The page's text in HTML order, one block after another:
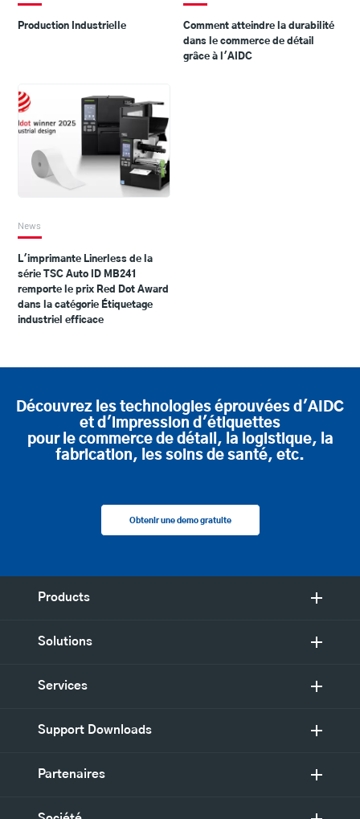
Production Industrielle
Comment atteindre la durabilité
dans le commerce de détail
grâce à l'AIDC
News
L'imprimante Linerless de la
série TSC Auto ID MB241
remporte le prix Red Dot Award
dans la catégorie Étiquetage
industriel efficace
Découvrez les technologies éprouvées d'AIDC
et d'impression d'étiquettes
pour le commerce de détail, la logistique, la
fabrication, les soins de santé, etc.
Obtenir une demo gratuite
Products
Solutions
Services
Support Downloads
Partenaires